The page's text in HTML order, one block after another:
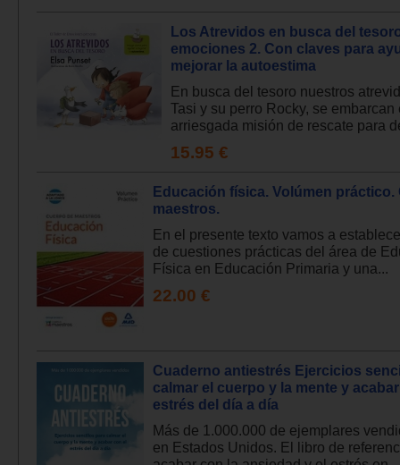
Los Atrevidos en busca del
emociones 2. Con claves para
mejorar la autoestima
En busca del tesoro nuestros
Tasi y su perro Rocky, se embarcan
arriesgada misión de rescate para
15.95 €
Educación física. Volúmen práctico.
maestros.
En el presente texto vamos a
de cuestiones prácticas del área de
Física en Educación Primaria y una...
22.00 €
Cuaderno antiestrés Ejercicios
calmar el cuerpo y la mente y
estrés del día a día
Más de 1.000.000 de ejemplares
en Estados Unidos. El libro de